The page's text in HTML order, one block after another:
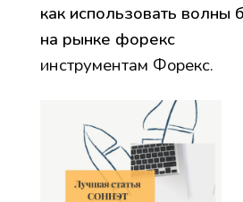
как использовать
на рынке форекс
инструментам Форекс.